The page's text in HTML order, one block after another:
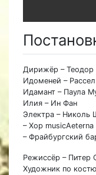
Дирижёр – Теодор
Идоменей –
Идамант – Паула
Илия – Ин Фан
Электра – Николь
– Хор musicAeterna
– Фрайбургский
Режиссёр – Питер
Художник по